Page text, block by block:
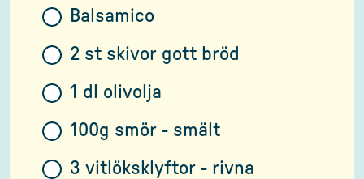
Balsamico
2 st skivor gott bröd
1 dl olivolja
100g smör - smält
3 vitlöksklyftor - rivna